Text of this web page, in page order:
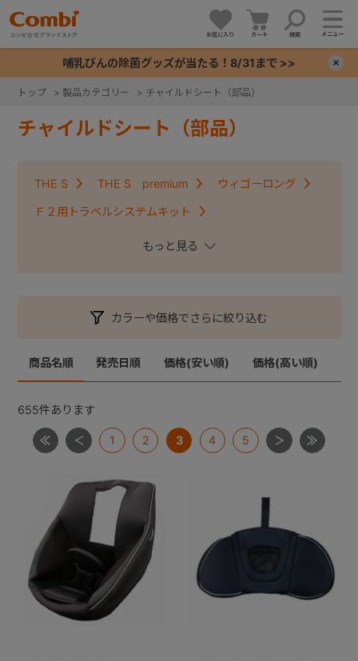
お気に入り カート 検索 メニュー
哺乳びんの除菌グッズが当たる！8/31まで >>
トップ > 製品カテゴリー > チャイルドシート（部品）
チャイルドシート（部品）
THE S THE S premium ウィゴーロング
Ｆ２用トラベルシステムキット
クルムーヴコンパクトISOFIX・クルムーヴアドバンス
クルムーヴスマート・クルムーヴスマートＩＳＯＦＩＸ
ジョイトリップ
ジョイトリップアドバンスＩＳＯＦＩＸ
ムーブフィットジュニア
ママロン マルゴット ミニマグランデ
【共通部品】ＩＳＯＦＩＸキャップ・すーすーファン・
ロッキングクリップ・ギボシ
【共通部品】ベースカバー・サポートレッグ
カラーや価格でさらに絞り込む
商品名順 発売日順 価格(安い順) 価格(高い順)
655件あります
1 2 3 4 5